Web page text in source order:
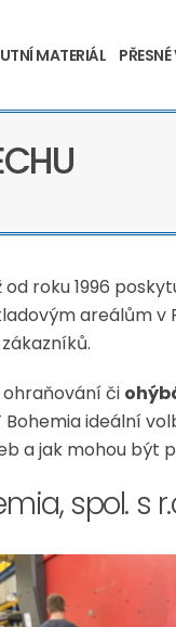
MATERIÁL
od roku 1996
areálům v
či
ideální
a jak mohou být
spol. s